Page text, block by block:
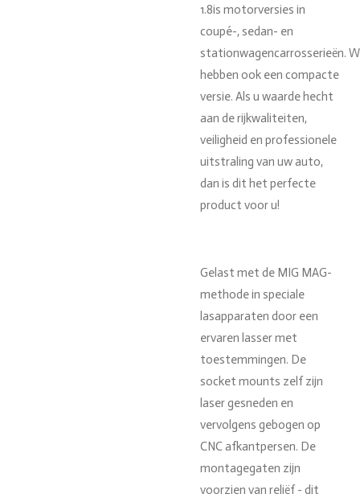
1.8is motorversies in
coupé-, sedan- en
stationwagencarrosserieën.
hebben ook een compacte
versie. Als u waarde hecht
aan de rijkwaliteiten,
veiligheid en professionele
uitstraling van uw auto,
dan is dit het perfecte
product voor u!
Gelast met de MIG MAG-
methode in speciale
lasapparaten door een
ervaren lasser met
toestemmingen. De
socket mounts zelf zijn
laser gesneden en
vervolgens gebogen op
CNC afkantpersen. De
montagegaten zijn
voorzien van reliëf - dit